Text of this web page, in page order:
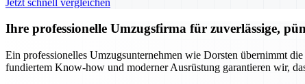
Ihre professionelle Umzugsfirma für zuverlässige,
Ein professionelles Umzugsunternehmen wie Dorsten übernimmt
fundiertem Know-how und moderner Ausrüstung garantieren wir,